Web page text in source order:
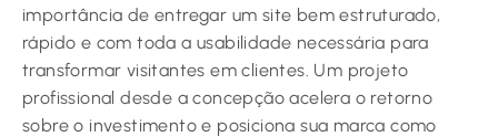
importância de entregar um site bem estruturado,
rápido e com toda a usabilidade necessária para
transformar visitantes em clientes. Um projeto
profissional desde a concepção acelera o retorno
sobre o investimento e posiciona sua marca como